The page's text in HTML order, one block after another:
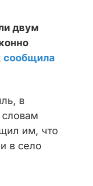
двум
сообщила
в
им, что
в село